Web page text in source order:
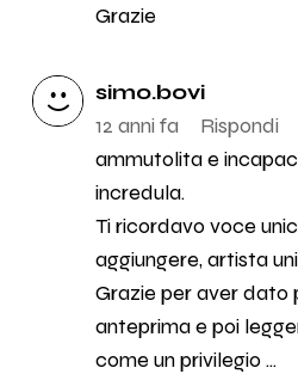
Grazie
simo.bovi
12 anni fa
Rispondi
ammutolita e
incredula.
Ti ricordavo voce
aggiungere, artista
Grazie per aver dato
anteprima e poi
come un privilegio ...